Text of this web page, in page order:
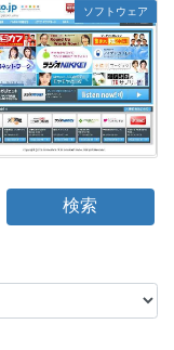
ソフトウェア
検索